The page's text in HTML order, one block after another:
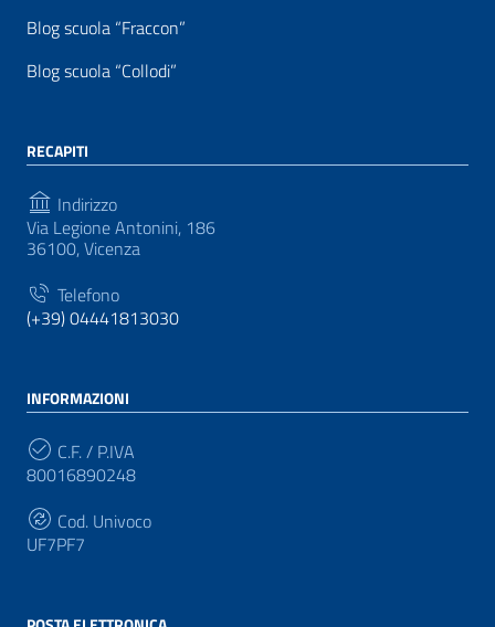
Blog scuola “Fraccon”
Blog scuola “Collodi”
RECAPITI
Indirizzo
Via Legione Antonini, 186
36100, Vicenza
Telefono
(+39) 04441813030
INFORMAZIONI
C.F. / P.IVA
80016890248
Cod. Univoco
UF7PF7